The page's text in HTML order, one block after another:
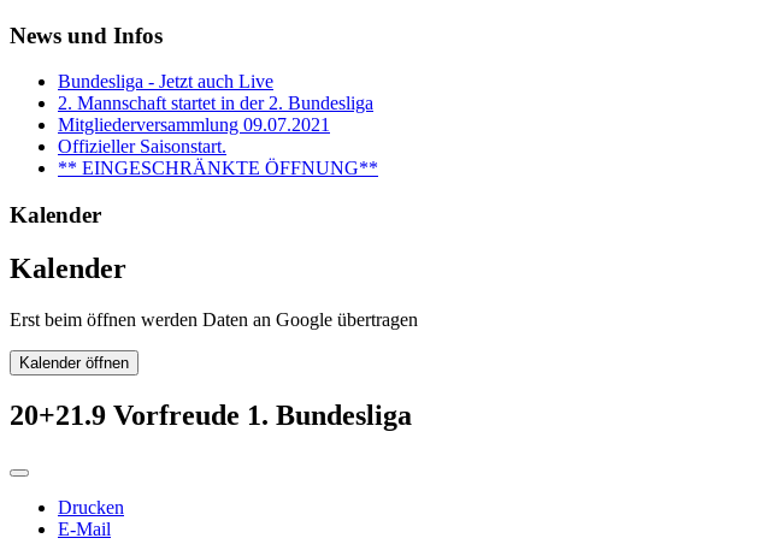
News und Infos
Bundesliga - Jetzt auch Live
2. Mannschaft startet in der 2. Bundesliga
Mitgliederversammlung 09.07.2021
Offizieller Saisonstart.
** EINGESCHRÄNKTE ÖFFNUNG**
Kalender
Kalender
Erst beim öffnen werden Daten an Google übertragen
Kalender öffnen
20+21.9 Vorfreude 1. Bundesliga
Drucken
E-Mail